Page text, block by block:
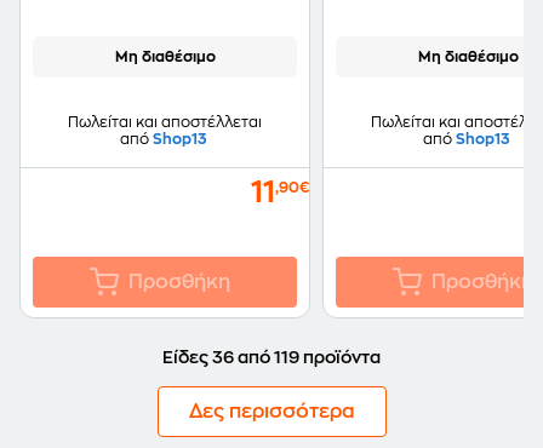
Μη διαθέσιμο
Πωλείται και αποστέλλεται
από Shop13
11 ,90€
Προσθήκη
Μη διαθέσιμο
Πωλείται και
από Shop13
Προσθήκη
Είδες 36 από 119 προϊόντα
Δες περισσότερα